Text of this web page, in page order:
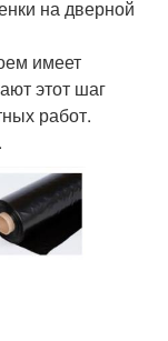
на дверной
имеет
этот шаг
работ.